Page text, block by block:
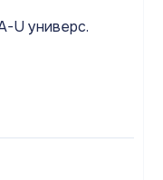
U универс.